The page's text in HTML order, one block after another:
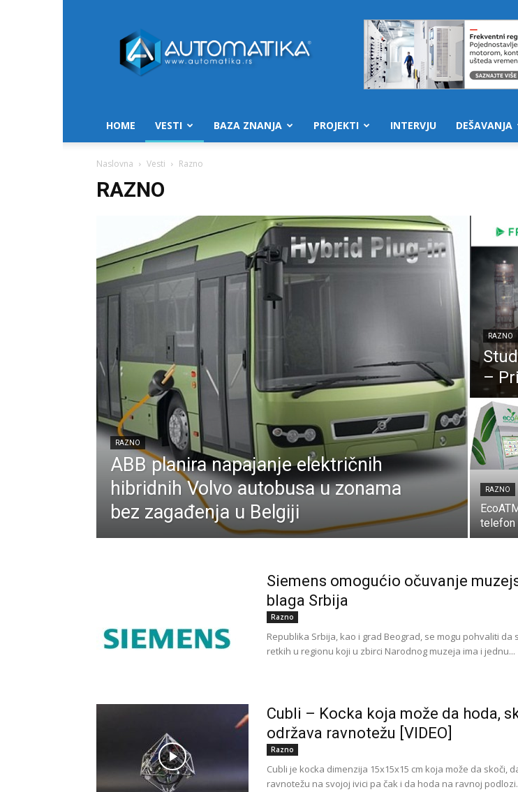
HOME VESTI BAZA ZNANJA PROJEKTI INTERVJU DEŠAVANJA
Naslovna Vesti Razno
RAZNO
RAZNO
ABB planira napajanje električnih
hibridnih Volvo autobusa u zonama
bez zagađenja u Belgiji
RAZNO
–
RAZNO
telefon
Siemens omogućio očuvanje
blaga Srbija
Razno
Republika Srbija, kao i grad Beograd, se mogu pohvaliti da
retkih u regionu koji u zbirci Narodnog muzeja ima i jednu...
Cubli – Kocka koja može da hoda,
održava ravnotežu [VIDEO]
Razno
Cubli je kocka dimenzija 15x15x15 cm koja može da skoči,
ravnotežu na svojoj ivici pa čak i da hoda na ravnoj